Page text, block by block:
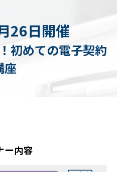
26日開催
初めての電子契約
座
ー内容